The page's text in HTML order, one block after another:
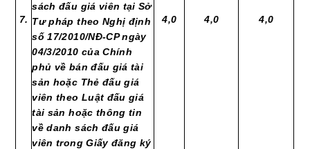
7.
sách đấu giá viên tại Sở
Tư pháp theo Nghị định
số 17/2010/NĐ-CP ngày
04/3/2010 của Chính
phủ về bán đấu giá tài
sản hoặc Thẻ đấu giá
viên theo Luật đấu giá
tài sản hoặc thông tin
về danh sách đấu giá
viên trong Giấy đăng ký
4,0 4,0 4,0